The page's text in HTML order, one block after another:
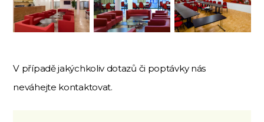
V případě jakýchkoliv dotazů či poptávky nás
neváhejte kontaktovat.